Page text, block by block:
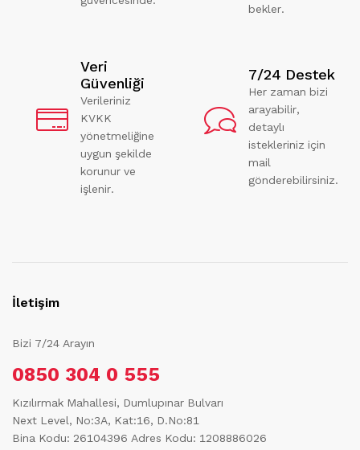
bekler.
Veri
Güvenliği
Verileriniz
KVKK
yönetmeliğine
uygun şekilde
korunur ve
işlenir.
7/24 Destek
Her zaman bizi
arayabilir,
detaylı
istekleriniz için
mail
gönderebilirsiniz.
İletişim
Bizi 7/24 Arayın
0850 304 0 555
Kızılırmak Mahallesi, Dumlupınar Bulvarı
Next Level, No:3A, Kat:16, D.No:81
Bina Kodu: 26104396 Adres Kodu: 1208886026